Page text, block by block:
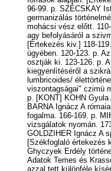
96-99. p. SZÉCSKAY
germanizálás
mohácsi vész előtt.
agy befolyásáról a
[Értekezés kiv.] 118-
ügyében. 120-123. p.
osztják ki. 123-126. p.
kiegyenlítéséről a
lumbricoides/
viszontagságai" czimü
p. [KONT] KOHN
BARNA Ignácz A
fogalma. 166-169. p.
vizsgálatok nyomán.
GOLDZIHER Ignácz A
[Székfoglaló értekezés
Ghyczyek Erdély
Adatok Temes és
azzal tett különféle